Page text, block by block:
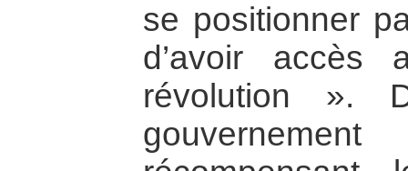
se positionner
d’avoir
révolution ».